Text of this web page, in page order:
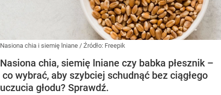
Nasiona chia i siemię lniane / Źródło: Freepik
Nasiona chia, siemię lniane czy babka płesznik –
co wybrać, aby szybciej schudnąć bez ciągłego
uczucia głodu? Sprawdź.